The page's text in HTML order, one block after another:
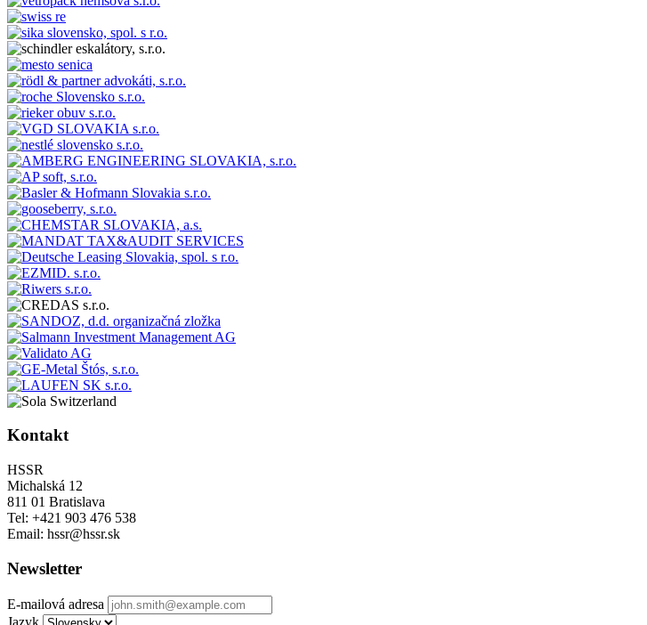
Kontakt
HSSR
Michalská 12
811 01 Bratislava
Tel: +421 903 476 538
Email: hssr@hssr.sk
Newsletter
E-mailová adresa
Jazyk